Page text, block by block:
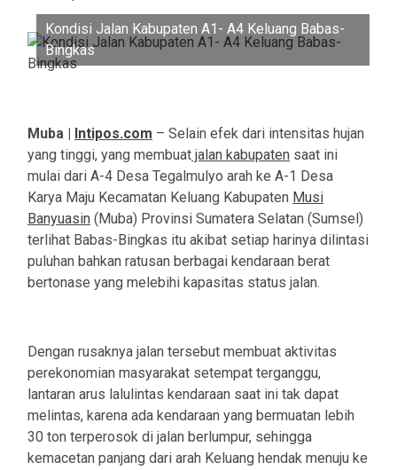
Kondisi Jalan Kabupaten A1- A4 Keluang Babas-
Bingkas
Muba | Intipos.com – Selain efek dari intensitas hujan
yang tinggi, yang membuat jalan kabupaten saat ini
mulai dari A-4 Desa Tegalmulyo arah ke A-1 Desa
Karya Maju Kecamatan Keluang Kabupaten Musi
Banyuasin (Muba) Provinsi Sumatera Selatan (Sumsel)
terlihat Babas-Bingkas itu akibat setiap harinya dilintasi
puluhan bahkan ratusan berbagai kendaraan berat
bertonase yang melebihi kapasitas status jalan.
Dengan rusaknya jalan tersebut membuat aktivitas
perekonomian masyarakat setempat terganggu,
lantaran arus lalulintas kendaraan saat ini tak dapat
melintas, karena ada kendaraan yang bermuatan lebih
30 ton terperosok di jalan berlumpur, sehingga
kemacetan panjang dari arah Keluang hendak menuju ke